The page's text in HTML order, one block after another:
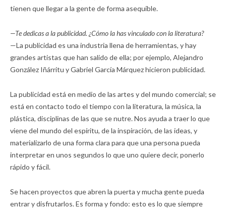
tienen que llegar a la gente de forma asequible.
—Te dedicas a la publicidad. ¿Cómo la has vinculado con la literatura?
—La publicidad es una industria llena de herramientas, y hay
grandes artistas que han salido de ella; por ejemplo, Alejandro
González Iñárritu y Gabriel García Márquez hicieron publicidad.
La publicidad está en medio de las artes y del mundo comercial; se
está en contacto todo el tiempo con la literatura, la música, la
plástica, disciplinas de las que se nutre. Nos ayuda a traer lo que
viene del mundo del espíritu, de la inspiración, de las ideas, y
materializarlo de una forma clara para que una persona pueda
interpretar en unos segundos lo que uno quiere decir, ponerlo
rápido y fácil.
Se hacen proyectos que abren la puerta y mucha gente pueda
entrar y disfrutarlos. Es forma y fondo: esto es lo que siempre